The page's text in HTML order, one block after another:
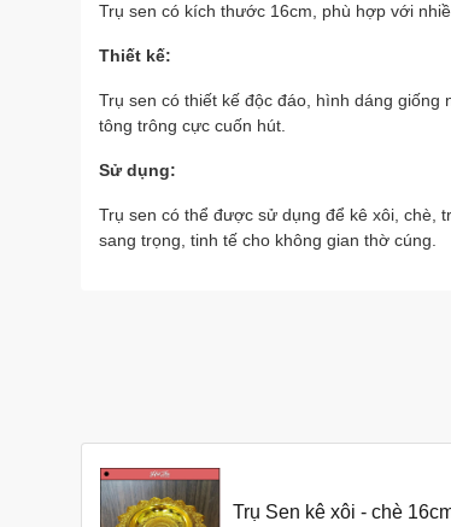
Trụ sen có kích thước 16cm, phù hợp với
Thiết kế:
Trụ sen có thiết kế độc đáo, hình dáng
tông trông cực cuốn hút.
Sử dụng:
Trụ sen có thể được sử dụng để kê xôi, chè,
sang trọng, tinh tế cho không gian thờ cúng.
Trụ Sen kê xôi - chè